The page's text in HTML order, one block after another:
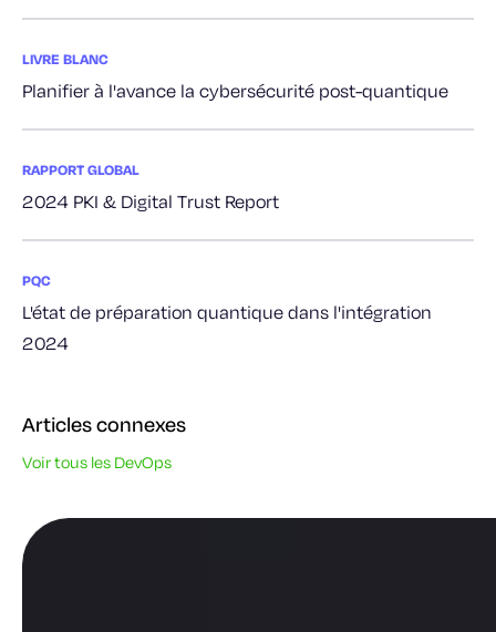
LIVRE BLANC
Planifier à l'avance la cybersécurité post-quantique
RAPPORT GLOBAL
2024 PKI & Digital Trust Report
PQC
L'état de préparation quantique dans l'intégration
2024
Articles connexes
Voir tous les DevOps